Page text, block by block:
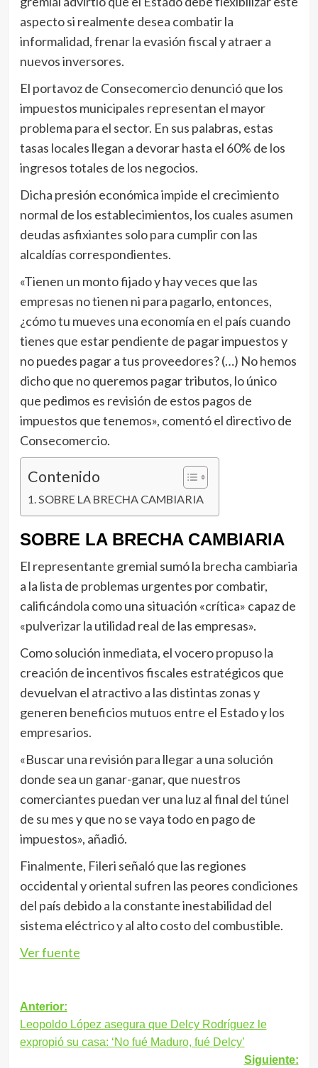
aspecto si realmente desea combatir la
informalidad, frenar la evasión fiscal y atraer a
nuevos inversores.
El portavoz de Consecomercio denunció que los
impuestos municipales representan el mayor
problema para el sector. En sus palabras, estas
tasas locales llegan a devorar hasta el 60% de los
ingresos totales de los negocios.
Dicha presión económica impide el crecimiento
normal de los establecimientos, los cuales asumen
deudas asfixiantes solo para cumplir con las
alcaldías correspondientes.
«Tienen un monto fijado y hay veces que las
empresas no tienen ni para pagarlo, entonces,
¿cómo tu mueves una economía en el país cuando
tienes que estar pendiente de pagar impuestos y
no puedes pagar a tus proveedores? (…) No hemos
dicho que no queremos pagar tributos, lo único
que pedimos es revisión de estos pagos de
impuestos que tenemos», comentó el directivo de
Consecomercio.
Contenido
SOBRE LA BRECHA CAMBIARIA
SOBRE LA BRECHA CAMBIARIA
El representante gremial sumó la brecha cambiaria
a la lista de problemas urgentes por combatir,
calificándola como una situación «crítica» capaz de
«pulverizar la utilidad real de las empresas».
Como solución inmediata, el vocero propuso la
creación de incentivos fiscales estratégicos que
devuelvan el atractivo a las distintas zonas y
generen beneficios mutuos entre el Estado y los
empresarios.
«Buscar una revisión para llegar a una solución
donde sea un ganar-ganar, que nuestros
comerciantes puedan ver una luz al final del túnel
de su mes y que no se vaya todo en pago de
impuestos», añadió.
Finalmente, Fileri señaló que las regiones
occidental y oriental sufren las peores condiciones
del país debido a la constante inestabilidad del
sistema eléctrico y al alto costo del combustible.
Ver fuente
Navegación
de
entradas
Anterior:
Leopoldo López asegura que Delcy Rodríguez le
expropió su casa: ‘No fué Maduro, fué Delcy’
Siguiente: